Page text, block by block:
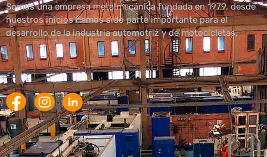
Somos una empresa metalmecánica fundada en 1979, desde
nuestros inicios hemos sido parte importante para el
desarrollo de la industria automotriz y de motocicletas.